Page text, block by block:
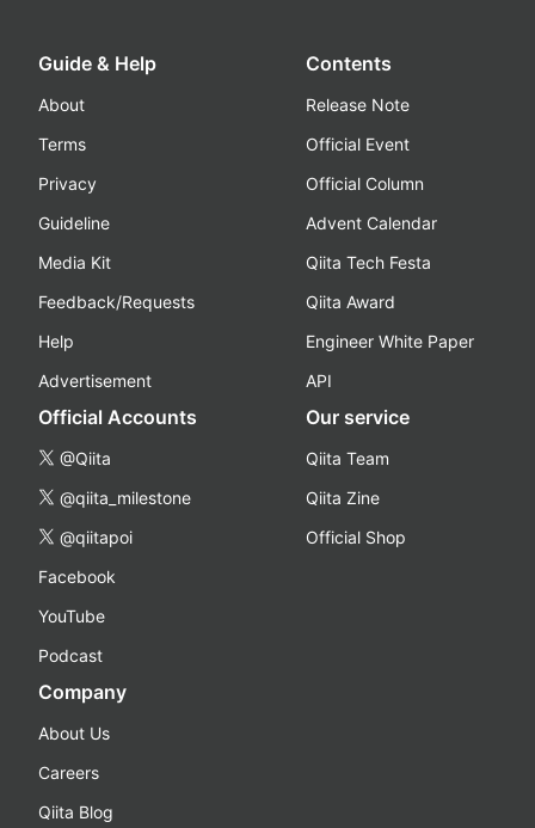
Guide & Help
About
Terms
Privacy
Guideline
Media Kit
Feedback/Requests
Help
Advertisement
Contents
Release Note
Official Event
Official Column
Advent Calendar
Qiita Tech Festa
Qiita Award
Engineer White Paper
API
Official Accounts
@Qiita
@qiita_milestone
@qiitapoi
Facebook
YouTube
Podcast
Our service
Qiita Team
Qiita Zine
Official Shop
Company
About Us
Careers
Qiita Blog